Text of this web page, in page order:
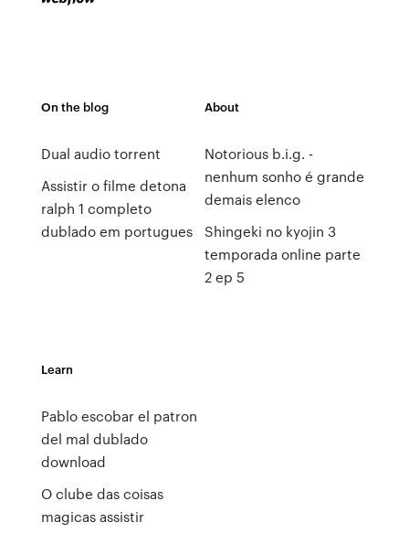
On the blog
Dual audio torrent
Assistir o filme detona
ralph 1 completo
dublado em portugues
About
Notorious b.i.g. -
nenhum sonho é grande
demais elenco
Shingeki no kyojin 3
temporada online parte
2 ep 5
Learn
Pablo escobar el patron
del mal dublado
download
O clube das coisas
magicas assistir